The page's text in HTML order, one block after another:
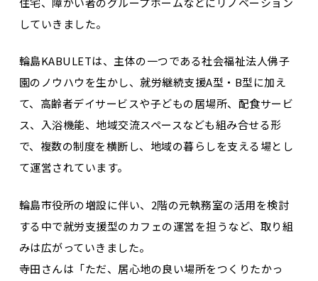
していきました。
輪島KABULETは、主体の一つである社会福祉法人佛子
園のノウハウを生かし、就労継続支援A型・B型に加え
て、高齢者デイサービスや子どもの居場所、配食サービ
ス、入浴機能、地域交流スペースなども組み合せる形
で、複数の制度を横断し、地域の暮らしを支える場とし
て運営されています。
輪島市役所の増設に伴い、2階の元執務室の活用を検討
する中で就労支援型のカフェの運営を担うなど、取り組
みは広がっていきました。
寺田さんは「ただ、居心地の良い場所をつくりたかっ